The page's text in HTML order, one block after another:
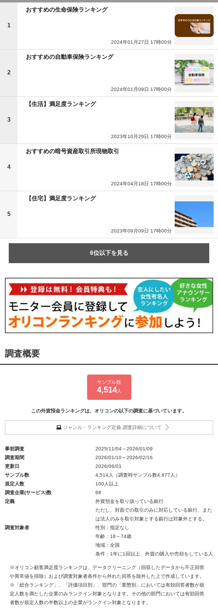
1
おすすめの生命保険ランキング
2024年01月27日 17時00分
2
おすすめの自動車保険ランキング
2024年01月09日 17時00分
3
【生活】満足度ランキング
2023年10月29日 17時00分
4
おすすめの暗号資産取引所現物取引
2024年04月18日 17時00分
5
【住宅】満足度ランキング
2023年09月09日 17時00分
6位以下を見る
調査概要
サンプル数
4,514人
この外貨預金ランキングは、オリコンの以下の調査に基づいています。
ジャンル・ランキング定義 調査詳細について
事前調査
2025/11/04～2026/01/09
調査期間
2026/01/10～2026/02/16
更新日
2026/06/01
サンプル数
4,514人（調査時サンプル数4,877人）
規定人数
100人以上
調査企業(サービス)数
68
定義
外貨預金を取り扱っている銀行
ただし、対面での取引のみに対応している銀行、また
は法人のみを取引対象とする銀行は対象外とする。
調査対象者
性別：指定なし
年齢：18～74歳
地域：全国
条件：1年に1回以上、外貨の購入や売却をしている人
※オリコン顧客満足度ランキングは、データクリーニング（回収したデータから不正回答
や異常値を排除）および調査対象者条件から外れた回答を除外した上で作成しています。
※「総合ランキング」、「評価項目別」、部門の「業態別」においては有効回答者数が規
定人数を満たした企業のみランクイン対象となります。その他の部門においては有効回答
者数が規定人数の半数以上の企業がランクイン対象となります。